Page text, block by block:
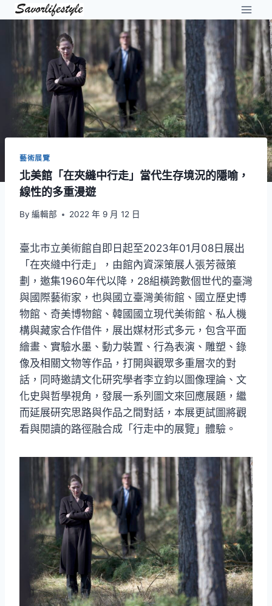
Skip
content
藝術展覽
北美館「在夾縫中行走」當代生存境況的隱喻，
線性的多重漫遊
By 編輯部 2022 年 9 月 12 日
臺北市立美術館自即日起至2023年01月08日展出
「在夾縫中行走」，由館內資深策展人張芳薇策
劃，邀集1960年代以降，28組橫跨數個世代的臺灣
與國際藝術家，也與國立臺灣美術館、國立歷史博
物館、奇美博物館、韓國國立現代美術館、私人機
構與藏家合作借件，展出媒材形式多元，包含平面
繪畫、實驗水墨、動力裝置、行為表演、雕塑、錄
像及相關文物等作品，打開與觀眾多重層次的對
話，同時邀請文化研究學者李立鈞以圖像理論、文
化史與哲學視角，發展一系列圖文來回應展題，繼
而延展研究思路與作品之間對話，本展更試圖將觀
看與閱讀的路徑融合成「行走中的展覽」體驗。